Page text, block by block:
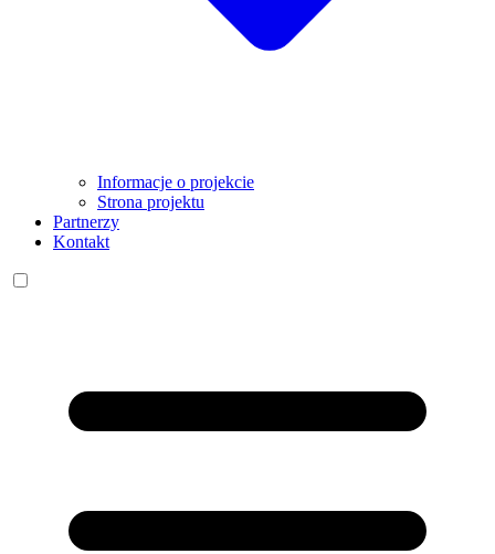
Informacje o projekcie
Strona projektu
Partnerzy
Kontakt